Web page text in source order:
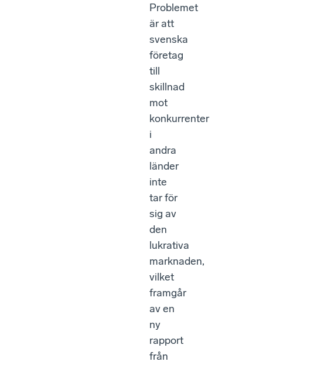
Problemet
är att
svenska
företag
till
skillnad
mot
konkurrenter
i
andra
länder
inte
tar för
sig av
den
lukrativa
marknaden,
vilket
framgår
av en
ny
rapport
från